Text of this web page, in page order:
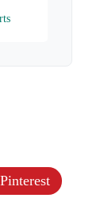
Pinterest